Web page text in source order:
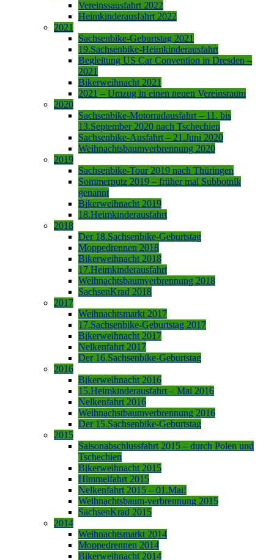
Vereinssausfahrt 2022
Heimkinderausfahrt 2022
2021
Sachsenbike-Geburtstag 2021
19.Sachsenbike-Heimkinderausfahrt
Begleitung US Car Convention in Dresden –
2021
Bikerweihnacht 2021
2021 – Umzug in einen neuen Vereinsraum
2020
Sachsenbike-Motorradausfahrt – 11. bis
13.September 2020 nach Tschechien
Sachsenbike-Ausfahrt – 21.Juni 2020
Weihnachtsbaumverbrennung 2020
2019
Sachsenbike-Tour 2019 nach Thüringen
Sommerputz 2019 – früher mal Subbotnik
genannt
Bikerweihnacht 2019
18.Heimkinderausfahrt
2018
Der 18.Sachsenbike-Geburtstag
Moppedrennen 2018
Bikerweihnacht 2018
17.Heimkinderausfahrt
Weihnachtsbaumverbrennung 2018
SachsenKrad 2018
2017
Weihnachtsmarkt 2017
17.Sachsenbike-Geburtstag 2017
Bikerweihnacht 2017
Nelkenfahrt 2017
Der 16.Sachsenbike-Geburtstag
2016
Bikerweihnacht 2016
15.Heimkinderausfahrt – Mai 2016
Nelkenfahrt 2016
Weihnachstbaumverbrennung 2016
Der 15.Sachsenbike-Geburtstag
2015
Saisonabschlussfahrt 2015 – durch Polen und
Tschechien
Bikerweihnacht 2015
Himmelfahrt 2015
Nelkenfahrt 2015 – 01.Mai!
Weihnachtsbaum-verbrennung 2015
SachsenKrad 2015
2014
Weihnachtsmarkt 2014
Moppedrennen 2014
Bikerweihnacht 2014